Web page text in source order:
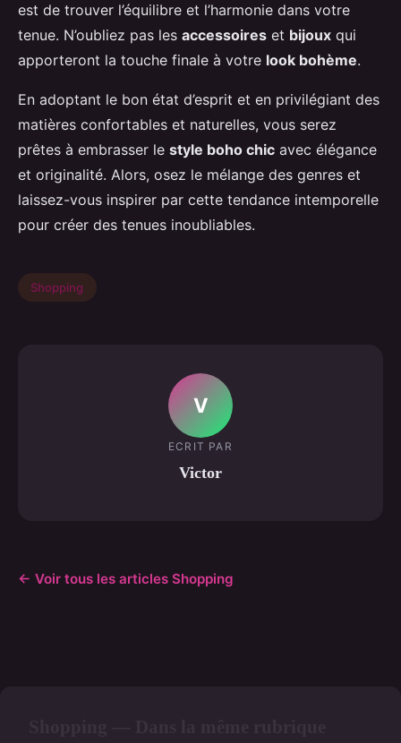
est de trouver l’équilibre et l’harmonie dans votre
tenue. N’oubliez pas les accessoires et bijoux qui
apporteront la touche finale à votre look bohème.
En adoptant le bon état d’esprit et en privilégiant des
matières confortables et naturelles, vous serez
prêtes à embrasser le style boho chic avec élégance
et originalité. Alors, osez le mélange des genres et
laissez-vous inspirer par cette tendance intemporelle
pour créer des tenues inoubliables.
Shopping
V
ECRIT PAR
Victor
← Voir tous les articles Shopping